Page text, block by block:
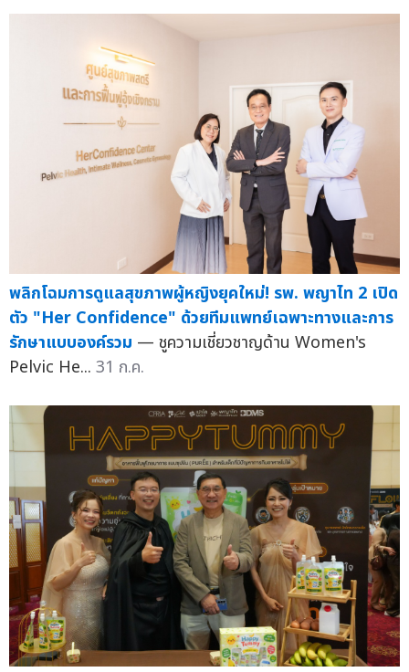
พลิกโฉมการดูแลสุขภาพผู้หญิงยุคใหม่! รพ. พญาไท 2 เปิด
ตัว "Her Confidence" ด้วยทีมแพทย์เฉพาะทางและการ
รักษาแบบองค์รวม — ชูความเชี่ยวชาญด้าน Women's
Pelvic He... 31 ก.ค.